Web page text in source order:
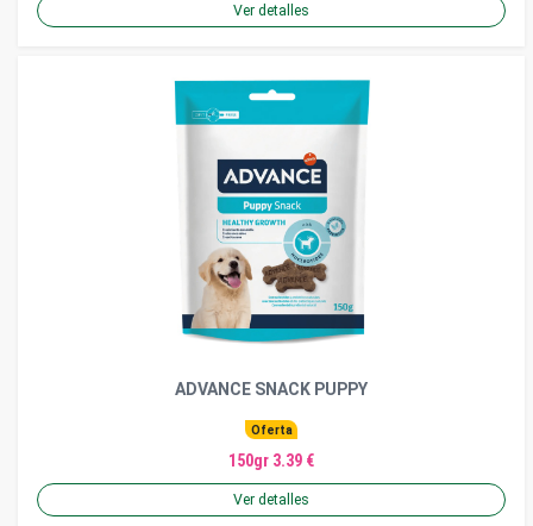
Ver detalles
ADVANCE SNACK PUPPY
Oferta
150gr 3.39 €
Ver detalles